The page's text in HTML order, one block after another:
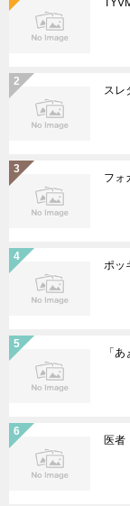
スレ
フォ
ポッ
「
医者